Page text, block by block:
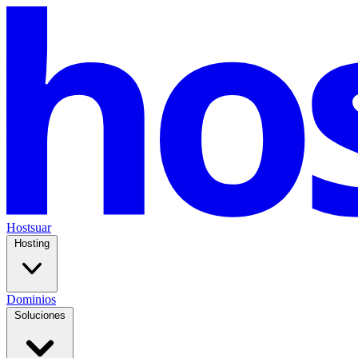
Hostsuar
Hosting
Dominios
Soluciones